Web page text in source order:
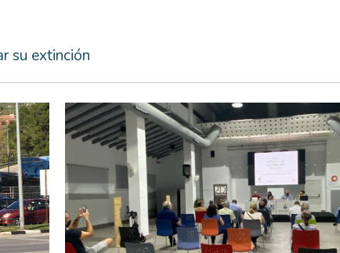
su extinción